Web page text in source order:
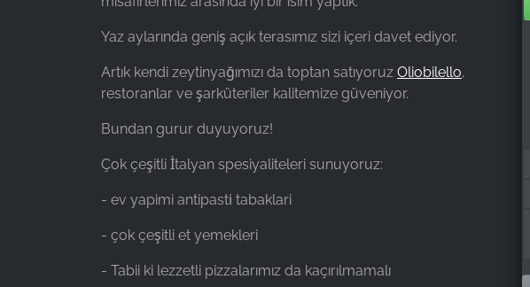
Yaz aylarında geniş açık terasımız sizi içeri davet ediyor.
Artık kendi zeytinyağımızı da toptan satıyoruz Oliobilello,
restoranlar ve şarküteriler kalitemize güveniyor.
Bundan gurur duyuyoruz!
Çok çeşitli İtalyan spesiyaliteleri sunuyoruz:
- ev yapimi antipasti̇ tabaklari
- çok çeşitli et yemekleri
- Tabii ki lezzetli pizzalarımız da kaçırılmamalı
Reklam ölçümü ve pazarlaması
Cookie
3 ay - 1 yıl
İSTATISTIKLER
İstatistik Çerezleri anonim olarak bilgi toplar. Bu
kullandığını anlamamıza yardımcı olur.